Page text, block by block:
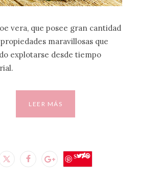
vera, que posee gran cantidad
maravillosas que
explotarse desde tiempo
LEER MÁS
Save